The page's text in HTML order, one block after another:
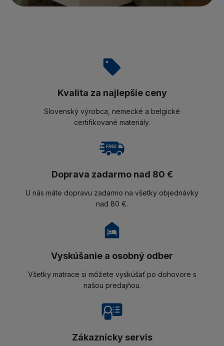
Kvalita za najlepšie ceny
Slovenský výrobca, nemecké a belgické
certifikované materiály.
Doprava zadarmo nad 80 €
U nás máte dopravu zadarmo na všetky objednávky
nad 80 €.
Vyskúšanie a osobný odber
Všetky matrace si môžete vyskúšať po dohovore s
našou predajňou.
Zákaznícky servis